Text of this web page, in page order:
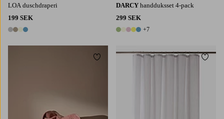
LOA duschdraperi
199 SEK
4 färger
DARCY handduksset 4-pack
299 SEK
12 färger
+7
Lägg till i favoriter Lägg